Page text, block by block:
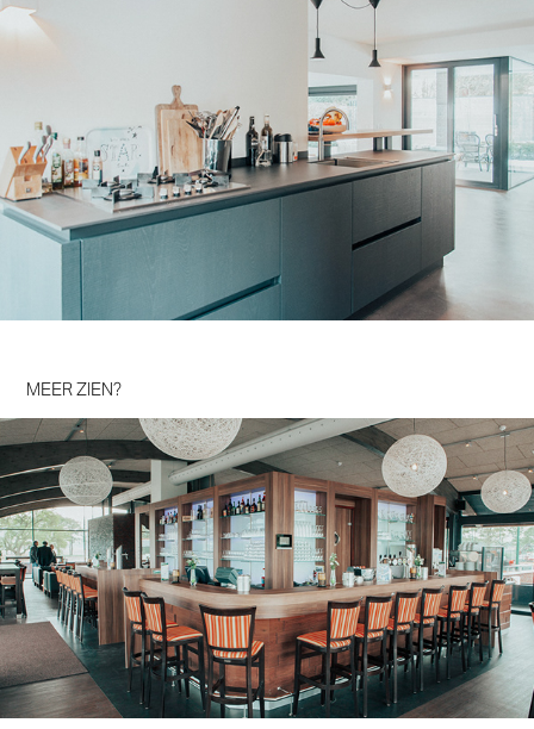
MEER ZIEN?
Tennispark De Blankenborg Groenlo